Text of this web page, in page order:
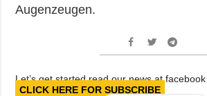
Augenzeugen.
Let’s get started read our news at
CLICK HERE FOR SUBSCRIBE